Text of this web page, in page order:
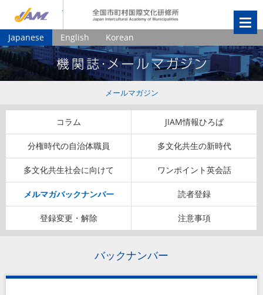
Japanese English Korean
メールマガジン
コラム JIAM情報ひろば
分権時代の自治体職員 多文化共生の新時代
多文化共生社会に向けて ワンポイント英会話
メルマガバックナンバー 読者登録
登録変更・解除 注意事項
バックナンバー